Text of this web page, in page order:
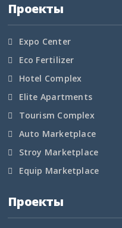
Проекты
Expo Center
Eco Fertilizer
Hotel Complex
Elite Apartments
Tourism Complex
Auto Marketplace
Stroy Marketplace
Equip Marketplace
Проекты